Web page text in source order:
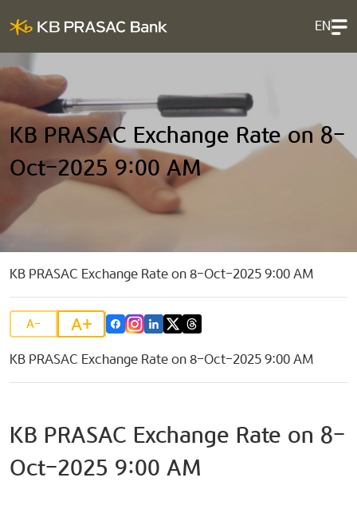
EN
KB PRASAC Exchange Rate on 8-
Oct-2025 9:00 AM
KB PRASAC Exchange Rate on 8-Oct-2025 9:00 AM
A- A+
KB PRASAC Exchange Rate on 8-Oct-2025 9:00 AM
KB PRASAC Exchange Rate on 8-
Oct-2025 9:00 AM